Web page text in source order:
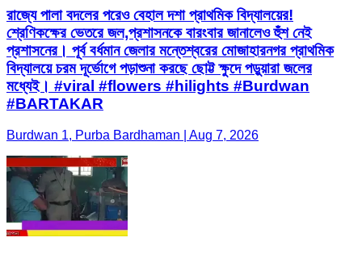
রাজ্যে পালা বদলের পরেও বেহাল দশা প্রাথমিক বিদ্যালয়ের!
শ্রেণিকক্ষের ভেতরে জল,প্রশাসনকে বারংবার জানালেও হুঁশ নেই
প্রশাসনের। পূর্ব বর্ধমান জেলার মন্তেশ্বরের মোজাহারনগর প্রাথমিক
বিদ্যালয়ে চরম দূর্ভোগে পড়াশুনা করছে ছোট্ট ক্ষুদে পড়ুয়ারা জলের
মধ্যেই। #viral #flowers #hilights #Burdwan
#BARTAKAR
Burdwan 1, Purba Bardhaman | Aug 7, 2026